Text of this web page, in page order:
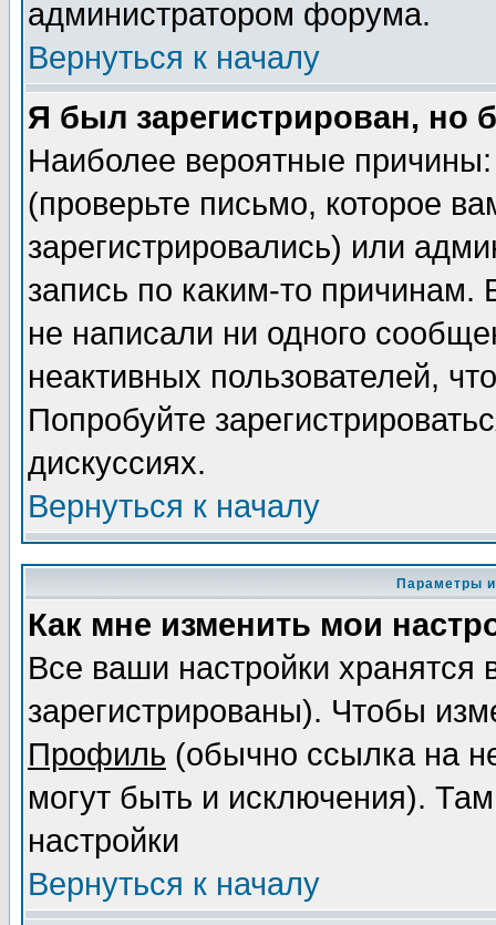
администратором форума.
Вернуться к началу
Я был зарегистрирован, но
Наиболее вероятные
(проверьте письмо, которое
зарегистрировались) или
запись по каким-то
не написали ни одного
неактивных пользователей,
Попробуйте
дискуссиях.
Вернуться к началу
Параметры
Как мне изменить мои
Все ваши настройки
зарегистрированы). Чтобы
Профиль (обычно ссылка на
могут быть и исключения).
настройки
Вернуться к началу